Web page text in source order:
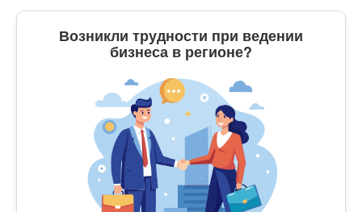
Возникли трудности при ведении
бизнеса в регионе?